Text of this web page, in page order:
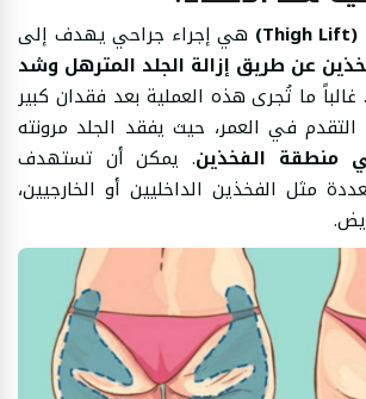
(Thigh Lift)
هي إجراء جراحي يهدف إلى
عن طريق إزالة الجلد المترهل وشد
. غالباً ما تُجرى هذه العملية بعد فقدان كبير
في العمر، حيث يفقد الجلد مرونته
منطقة الفخذين. يمكن أن تستهدف
مثل الفخذين الداخليين أو الخارجيين،